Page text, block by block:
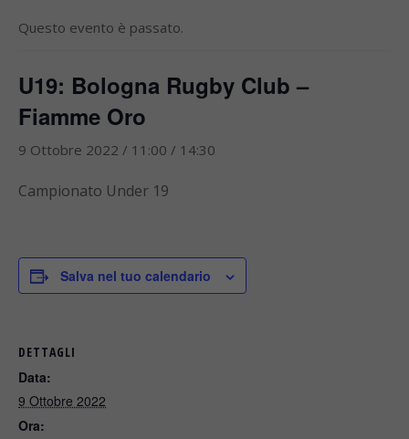
Questo evento è passato.
U19: Bologna Rugby Club –
Fiamme Oro
9 Ottobre 2022 / 11:00 / 14:30
Campionato Under 19
Salva nel tuo calendario
DETTAGLI
Data:
9 Ottobre 2022
Ora: